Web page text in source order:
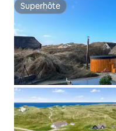
Superhôte
Superhôte